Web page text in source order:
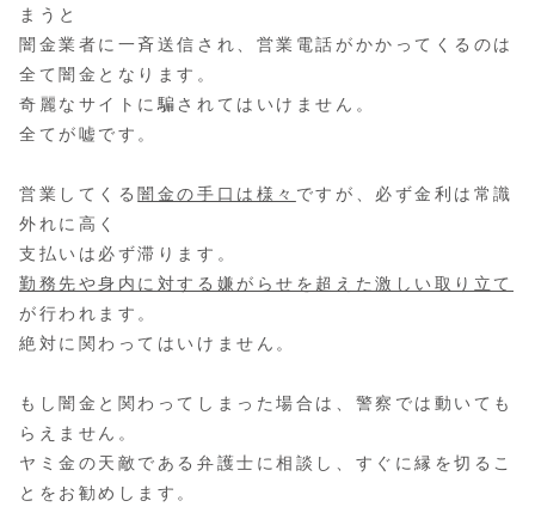
まうと
闇金業者に一斉送信され、営業電話がかかってくるのは
全て闇金となります。
奇麗なサイトに騙されてはいけません。
全てが嘘です。
営業してくる 闇金の手口は様々 ですが、必ず金利は常識
外れに高く
支払いは必ず滞ります。
勤務先や身内に対する嫌がらせを超えた激しい取り立て
が行われます。
絶対に関わってはいけません。
もし闇金と関わってしまった場合は、警察では動いても
らえません。
ヤミ金の天敵である弁護士に相談し、すぐに縁を切るこ
とをお勧めします。